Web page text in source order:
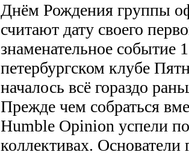
Днём Рождения группы
считают дату своего
знаменательное событие
петербургском клубе
началось всё гораздо
Прежде чем собраться
Humble Opinion успели
коллективах.